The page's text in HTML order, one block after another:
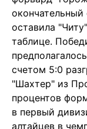
окончательный
оставила
таблице.
счетом 5:0
"Шахтер" из
процентов
в первый
алтайцев в